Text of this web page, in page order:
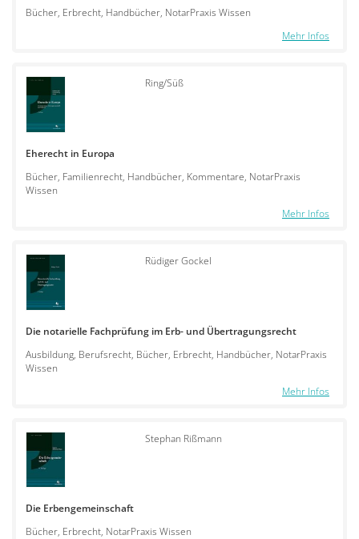
Bücher, Erbrecht, Handbücher, NotarPraxis Wissen
Mehr Infos
Ring/Süß
Eherecht in Europa
Bücher, Familienrecht, Handbücher, Kommentare, NotarPraxis
Wissen
Mehr Infos
Rüdiger Gockel
Die notarielle Fachprüfung im Erb- und Übertragungsrecht
Ausbildung, Berufsrecht, Bücher, Erbrecht, Handbücher, NotarPraxis
Wissen
Mehr Infos
Stephan Rißmann
Die Erbengemeinschaft
Bücher, Erbrecht, NotarPraxis Wissen